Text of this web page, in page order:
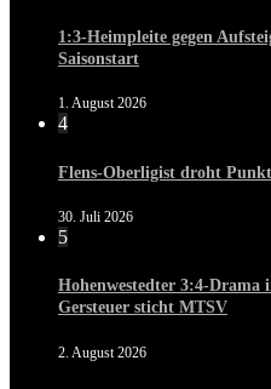
1:3-Heimpleite gegen
Saisonstart
1. August 2026
4
Flens-Oberligist droht
30. Juli 2026
5
Hohenwestedter 3:4-
Gersteuer sticht MTSV
2. August 2026